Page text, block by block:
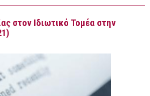
Αχελώου
στον Ιδιωτικό Τομέα στην